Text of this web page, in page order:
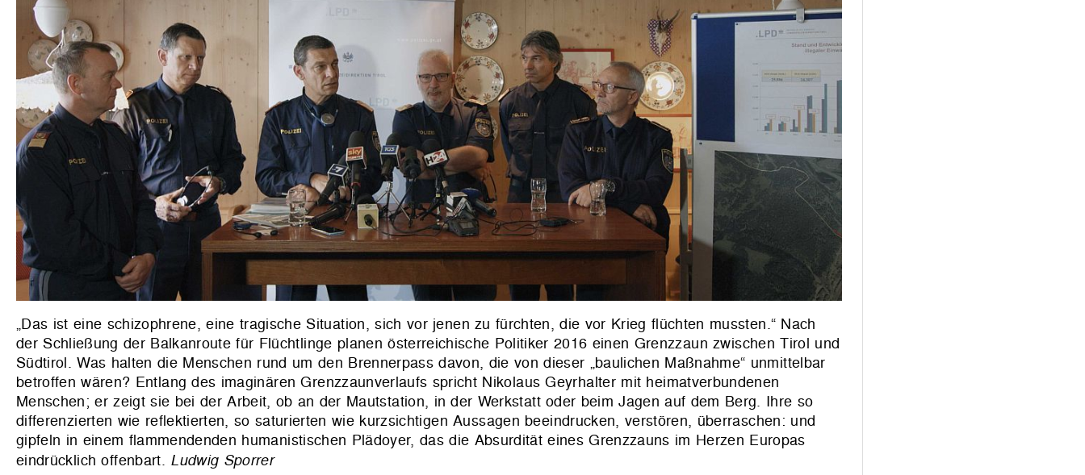
„Das ist eine schizophrene, eine tragische Situation, sich vor jenen zu fürchten, die vor Krieg flüchten mussten.“ Nach
der Schließung der Balkanroute für Flüchtlinge planen österreichische Politiker 2016 einen Grenzzaun zwischen Tirol und
Südtirol. Was halten die Menschen rund um den Brennerpass davon, die von dieser „baulichen Maßnahme“ unmittelbar
betroffen wären? Entlang des imaginären Grenzzaunverlaufs spricht Nikolaus Geyrhalter mit heimatverbundenen
Menschen; er zeigt sie bei der Arbeit, ob an der Mautstation, in der Werkstatt oder beim Jagen auf dem Berg. Ihre so
differenzierten wie reflektierten, so saturierten wie kurzsichtigen Aussagen beeindrucken, verstören, überraschen: und
gipfeln in einem flammendenden humanistischen Plädoyer, das die Absurdität eines Grenzzauns im Herzen Europas
eindrücklich offenbart. Ludwig Sporrer